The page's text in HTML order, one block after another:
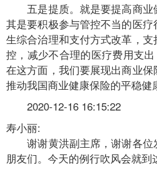
五是提质。就是要提高商
其是要积极参与管控不当的医
生综合治理和支付方式改革，
控，减少不合理的医疗费用支出
在这方面，我们要展现出商业保
推动我国商业健康保险的平稳健
2020-12-16 16:15:22
寿小丽:
谢谢黄洪副主席，谢谢各位
朋友们。今天的例行吹风会就到